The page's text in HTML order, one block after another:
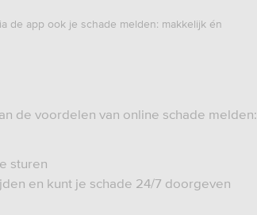
de app ook je schade melden: makkelijk én
de voordelen van online schade melden:
sturen
en kunt je schade 24/7 doorgeven